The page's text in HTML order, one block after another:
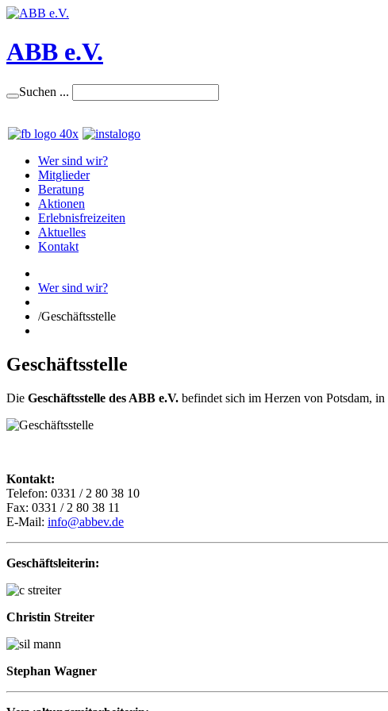
ABB e.V.
Suchen ...
Wer sind wir?
Mitglieder
Beratung
Aktionen
Erlebnisfreizeiten
Aktuelles
Kontakt
Wer sind wir?
/Geschäftsstelle
Geschäftsstelle
Die Geschäftsstelle des ABB e.V. befindet sich im Herzen von Potsdam,
Kontakt:
Telefon: 0331 / 2 80 38 10
Fax: 0331 / 2 80 38 11
E-Mail:
Geschäftsleiterin:
Christin Streiter
Stephan Wagner